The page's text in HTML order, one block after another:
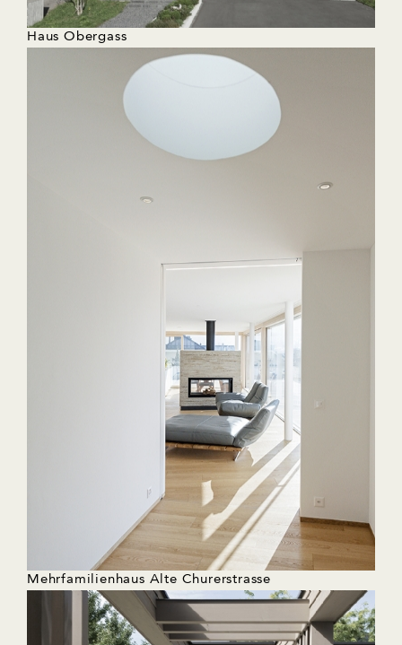
Haus Obergass
Mehrfamilienhaus Alte Churerstrasse